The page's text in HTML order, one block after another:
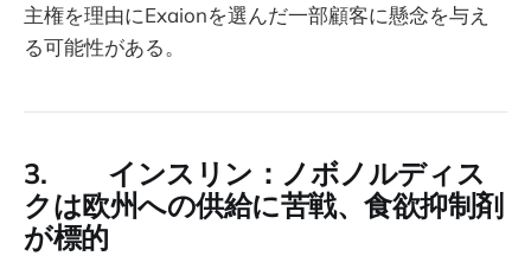
主権を理由にExaionを選んだ一部顧客に懸念を与え
る可能性がある。
3. インスリン：ノボノルディス
クは欧州への供給に苦戦、食欲抑制剤
が標的